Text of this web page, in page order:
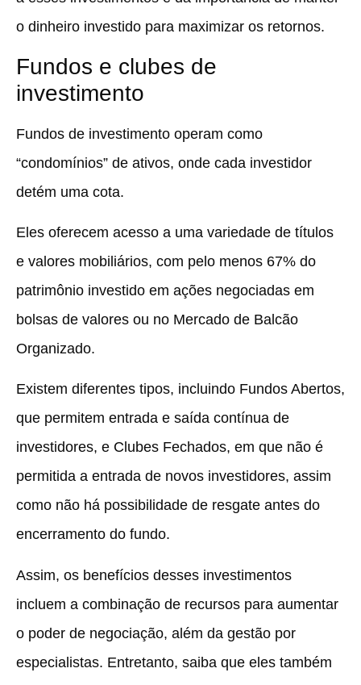
o dinheiro investido para maximizar os retornos.
Fundos e clubes de
investimento
Fundos de investimento operam como
“condomínios” de ativos, onde cada investidor
detém uma cota.
Eles oferecem acesso a uma variedade de títulos
e valores mobiliários, com pelo menos 67% do
patrimônio investido em ações negociadas em
bolsas de valores ou no Mercado de Balcão
Organizado.
Existem diferentes tipos, incluindo Fundos Abertos,
que permitem entrada e saída contínua de
investidores, e Clubes Fechados, em que não é
permitida a entrada de novos investidores, assim
como não há possibilidade de resgate antes do
encerramento do fundo.
Assim, os benefícios desses investimentos
incluem a combinação de recursos para aumentar
o poder de negociação, além da gestão por
especialistas. Entretanto, saiba que eles também